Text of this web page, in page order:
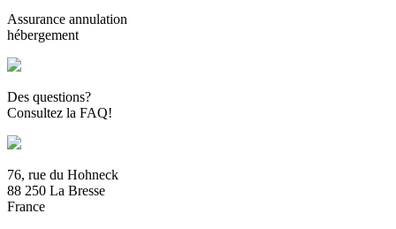
Assurance annulation
hébergement
Des questions?
Consultez la FAQ!
76, rue du Hohneck
88 250 La Bresse
France